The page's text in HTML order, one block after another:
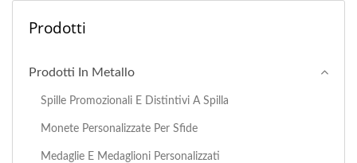
Prodotti
Prodotti In Metallo
Spille Promozionali E Distintivi A Spilla
Monete Personalizzate Per Sfide
Medaglie E Medaglioni Personalizzati